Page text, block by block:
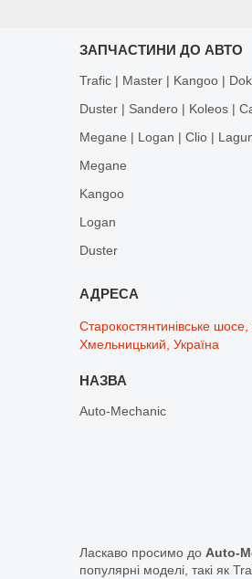
ЗАПЧАСТИНИ ДО АВТО
Trafic | Master | Kangoo |
Duster | Sandero | Koleos |
Megane | Logan | Clio |
Megane
Kangoo
Logan
Duster
Старокостянтинівське шосе,
Хмельницький, Україна
Auto-Mechanic
Ласкаво просимо до Auto-
популярні моделі, такі як